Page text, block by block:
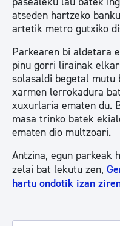
atseden hartzeko
artetik metro gutxiko
Parkearen bi aldetara
pinu gorri lirainak
solasaldi begetal mutu
xarmen lerrokadura
xuxurlaria ematen du.
masa trinko batek
ematen dio multzoari.
Antzina, egun
zelai bat lekutu zen,
hartu ondotik izan